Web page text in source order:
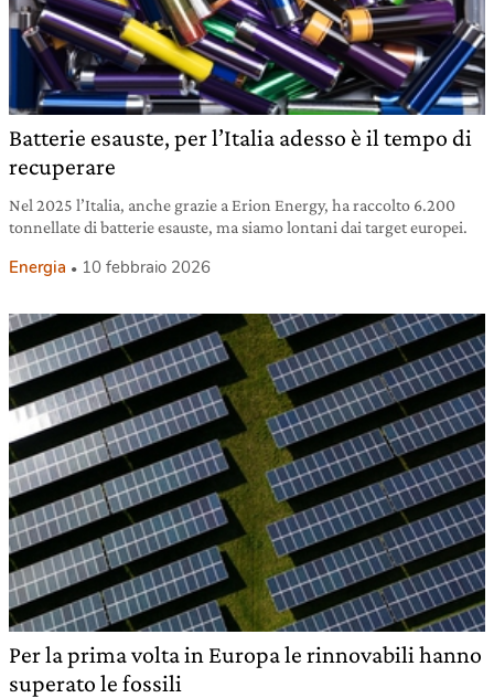
Batterie esauste, per l’Italia adesso è il tempo di
recuperare
Nel 2025 l’Italia, anche grazie a Erion Energy, ha raccolto 6.200
tonnellate di batterie esauste, ma siamo lontani dai target europei.
Energia 10 febbraio 2026
Per la prima volta in Europa le rinnovabili hanno
superato le fossili